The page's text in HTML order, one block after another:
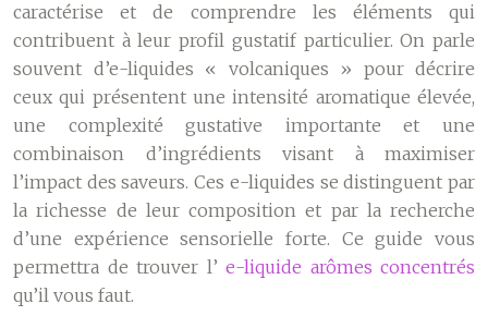
caractérise et de comprendre les éléments qui
contribuent à leur profil gustatif particulier. On parle
souvent d’e-liquides « volcaniques » pour décrire
ceux qui présentent une intensité aromatique élevée,
une complexité gustative importante et une
combinaison d’ingrédients visant à maximiser
l’impact des saveurs. Ces e-liquides se distinguent par
la richesse de leur composition et par la recherche
d’une expérience sensorielle forte. Ce guide vous
permettra de trouver l’ e-liquide arômes concentrés
qu’il vous faut.